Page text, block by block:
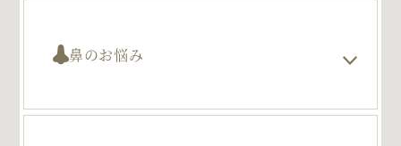
鼻のお悩み